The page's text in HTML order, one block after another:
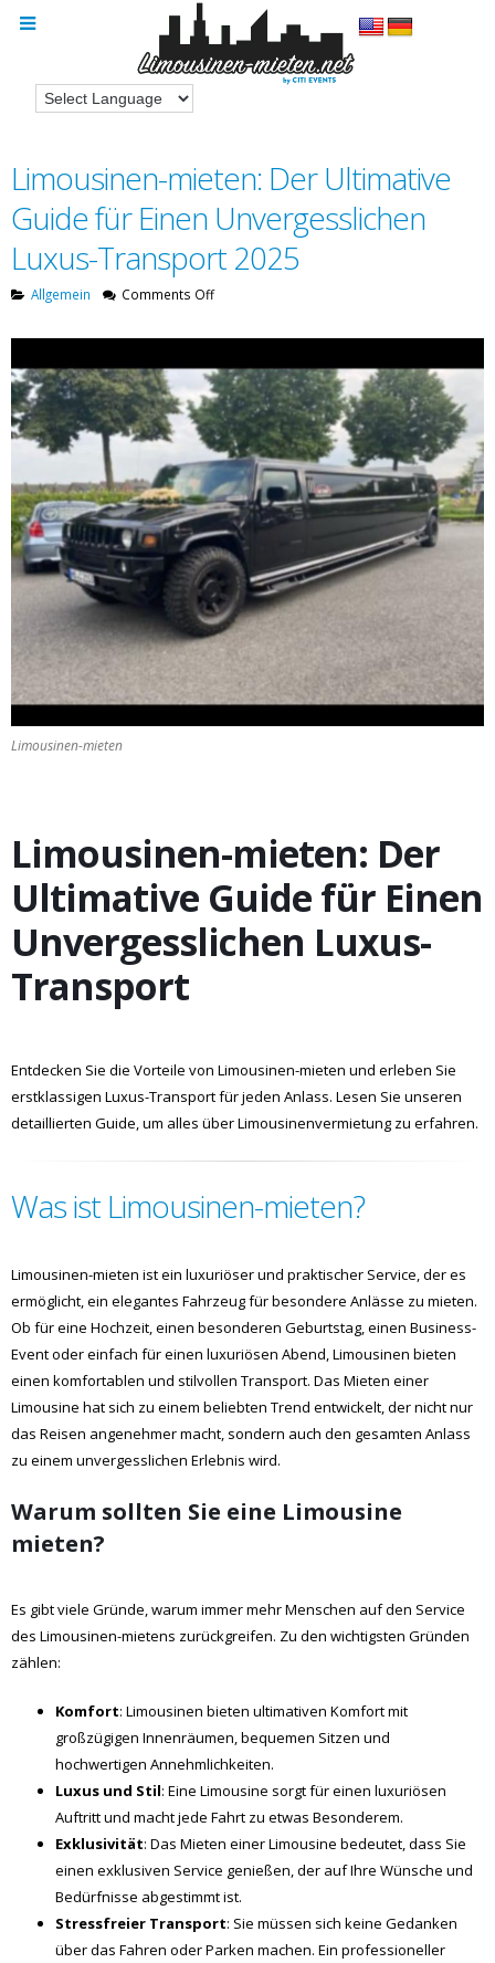
Limousinen-mieten: Der Ultimative
Guide für Einen Unvergesslichen
Luxus-Transport 2025
Allgemein Comments Offon
mieten:
Ultimative
Guide
für
Einen
Unvergesslichen
Luxus-
Transport
2025
Limousinen-mieten
Limousinen-mieten: Der
Ultimative Guide für Einen
Unvergesslichen Luxus-
Transport
Entdecken Sie die Vorteile von Limousinen-mieten und erleben Sie
erstklassigen Luxus-Transport für jeden Anlass. Lesen Sie unseren
detaillierten Guide, um alles über Limousinenvermietung zu erfahren.
Was ist Limousinen-mieten?
Limousinen-mieten ist ein luxuriöser und praktischer Service, der es
ermöglicht, ein elegantes Fahrzeug für besondere Anlässe zu mieten.
Ob für eine Hochzeit, einen besonderen Geburtstag, einen Business-
Event oder einfach für einen luxuriösen Abend, Limousinen bieten
einen komfortablen und stilvollen Transport. Das Mieten einer
Limousine hat sich zu einem beliebten Trend entwickelt, der nicht nur
das Reisen angenehmer macht, sondern auch den gesamten Anlass
zu einem unvergesslichen Erlebnis wird.
Warum sollten Sie eine Limousine
mieten?
Es gibt viele Gründe, warum immer mehr Menschen auf den Service
des Limousinen-mietens zurückgreifen. Zu den wichtigsten Gründen
zählen:
Komfort: Limousinen bieten ultimativen Komfort mit
großzügigen Innenräumen, bequemen Sitzen und
hochwertigen Annehmlichkeiten.
Luxus und Stil: Eine Limousine sorgt für einen luxuriösen
Auftritt und macht jede Fahrt zu etwas Besonderem.
Exklusivität: Das Mieten einer Limousine bedeutet, dass Sie
einen exklusiven Service genießen, der auf Ihre Wünsche und
Bedürfnisse abgestimmt ist.
Stressfreier Transport: Sie müssen sich keine Gedanken
über das Fahren oder Parken machen. Ein professioneller